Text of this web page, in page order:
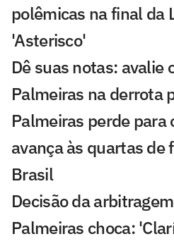
polêmicas na final da
'Asterisco'
Dê suas notas: avalie
Palmeiras na derrota
Palmeiras perde para
avança às quartas de
Brasil
Decisão da
Palmeiras choca: